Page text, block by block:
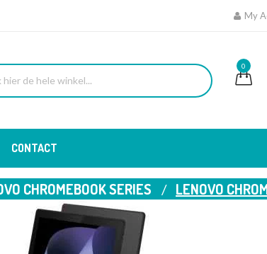
My
0
CONTACT
CHROMEBOOK SERIES LENOVO